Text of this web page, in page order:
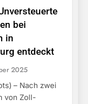
bei
in
entdeckt
2025
– Nach zwei
von Zoll-